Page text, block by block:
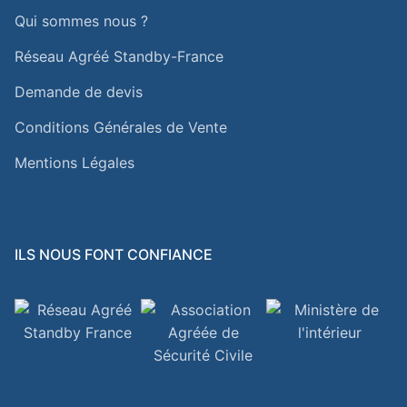
Qui sommes nous ?
Réseau Agréé Standby-France
Demande de devis
Conditions Générales de Vente
Mentions Légales
ILS NOUS FONT CONFIANCE